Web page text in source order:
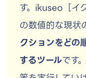
す。ikuseo［イ
の数値的な現状
クションをどの
するツールです